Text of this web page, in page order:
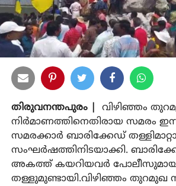
തിരുവനന്തപുരം |
വിഴിഞ്ഞം
നിര്‍മാണത്തിനെതിരായ സമരം
സമരക്കാര്‍ ബാരിക്കേഡ്
സംഘര്‍ഷത്തിനിടയാക്കി.
അകത്ത് കയറിയവര്‍
തള്ളുമുണ്ടായി.വിഴിഞ്ഞം തുറമുഖ